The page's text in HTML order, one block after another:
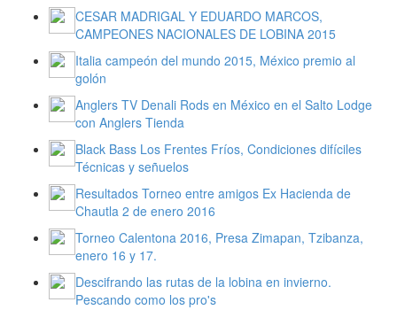
CESAR MADRIGAL Y EDUARDO MARCOS,
CAMPEONES NACIONALES DE LOBINA 2015
Italia campeón del mundo 2015, México premio al
golón
Anglers TV Denali Rods en México en el Salto Lodge
con Anglers Tienda
Black Bass Los Frentes Fríos, Condiciones difíciles
Técnicas y señuelos
Resultados Torneo entre amigos Ex Hacienda de
Chautla 2 de enero 2016
Torneo Calentona 2016, Presa Zimapan, Tzibanza,
enero 16 y 17.
Descifrando las rutas de la lobina en invierno.
Pescando como los pro's